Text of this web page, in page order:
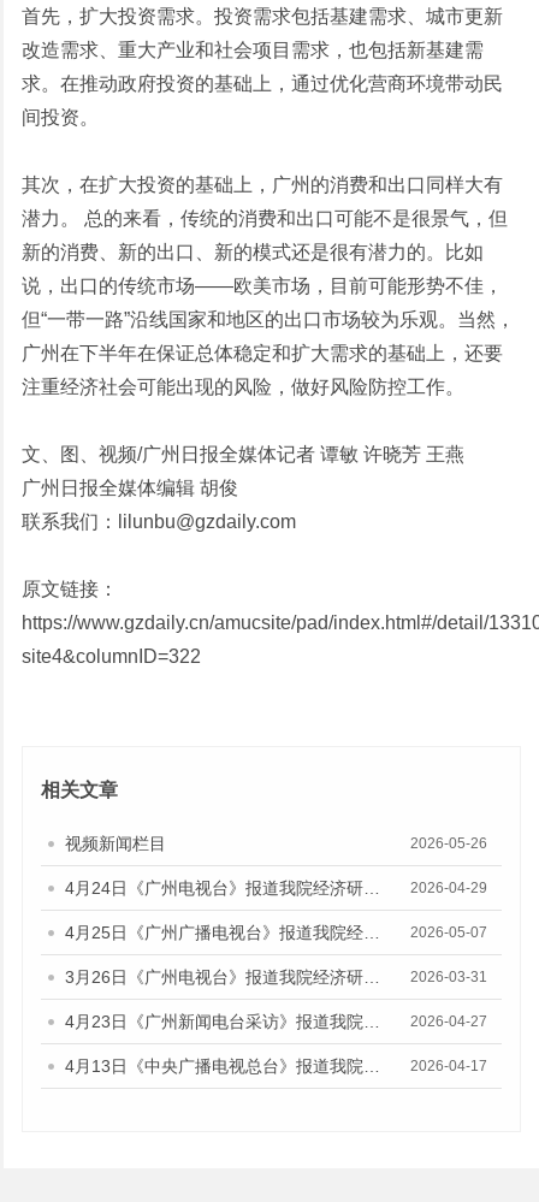
首先，扩大投资需求。投资需求包括基建需求、城市更新
改造需求、重大产业和社会项目需求，也包括新基建需
求。在推动政府投资的基础上，通过优化营商环境带动民
间投资。
其次，在扩大投资的基础上，广州的消费和出口同样大有
潜力。 总的来看，传统的消费和出口可能不是很景气，但
新的消费、新的出口、新的模式还是很有潜力的。比如
说，出口的传统市场——欧美市场，目前可能形势不佳，
但“一带一路”沿线国家和地区的出口市场较为乐观。当然，
广州在下半年在保证总体稳定和扩大需求的基础上，还要
注重经济社会可能出现的风险，做好风险防控工作。
文、图、视频/广州日报全媒体记者 谭敏 许晓芳 王燕
广州日报全媒体编辑 胡俊
联系我们：lilunbu@gzdaily.com
原文链接：
https://www.gzdaily.cn/amucsite/pad/index.html#/detail/
site4&columnID=322
相关文章
视频新闻栏目 2026-05-26
2026-04-29
2026-05-07
2026-03-31
2026-04-27
2026-04-17